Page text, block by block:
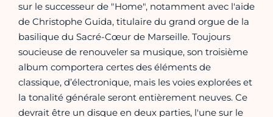
sur le successeur de "Home", notamment avec l'aide
de Christophe Guida, titulaire du grand orgue de la
basilique du Sacré-Cœur de Marseille. Toujours
soucieuse de renouveler sa musique, son troisième
album comportera certes des éléments de
classique, d’électronique, mais les voies explorées et
la tonalité générale seront entièrement neuves. Ce
devrait être un disque en deux parties, l'une sur le